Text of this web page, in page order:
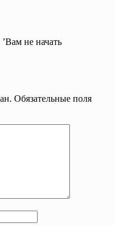
не начать
Обязательные поля